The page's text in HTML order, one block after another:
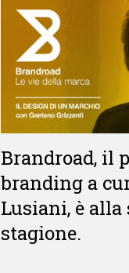
Brandroad, il
branding a
Lusiani, è alla
stagione.